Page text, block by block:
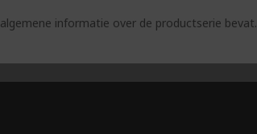
algemene informatie over de productserie bevat.